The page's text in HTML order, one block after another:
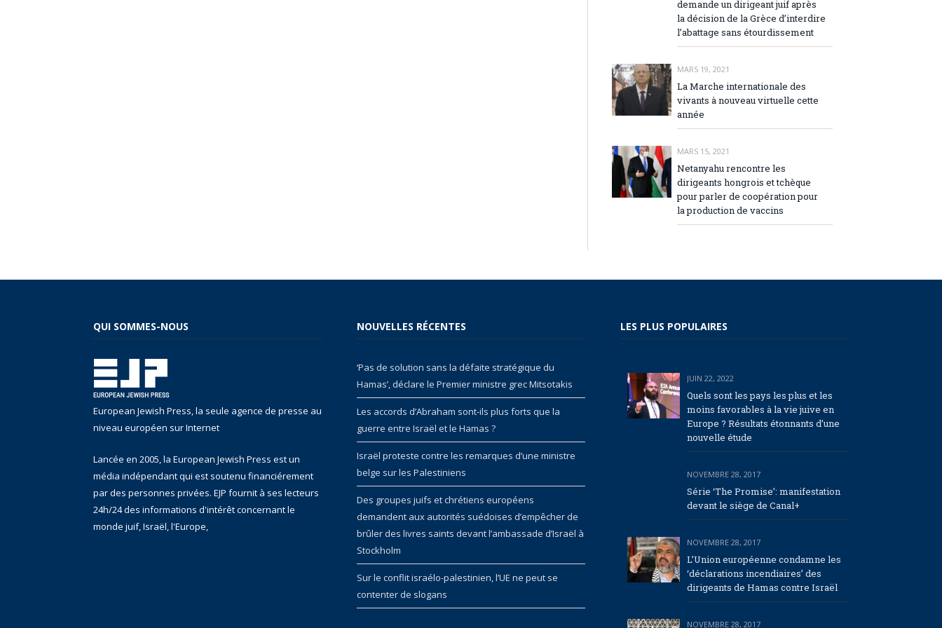
demande un dirigeant juif après
la décision de la Grèce d’interdire
l’abattage sans étourdissement
MARS 19, 2021
La Marche internationale des
vivants à nouveau virtuelle cette
année
MARS 15, 2021
Netanyahu rencontre les
dirigeants hongrois et tchèque
pour parler de coopération pour
la production de vaccins
QUI SOMMES-NOUS
European Jewish Press, la seule agence de presse au
niveau européen sur Internet
Lancée en 2005, la European Jewish Press est un
média indépendant qui est soutenu financiérement
par des personnes privées. EJP fournit à ses lecteurs
24h/24 des informations d'intérêt concernant le
monde juif, Israël, l'Europe,
NOUVELLES RÉCENTES
‘Pas de solution sans la défaite stratégique du
Hamas’, déclare le Premier ministre grec Mitsotakis
Les accords d’Abraham sont-ils plus forts que la
guerre entre Israël et le Hamas ?
Israël proteste contre les remarques d’une ministre
belge sur les Palestiniens
Des groupes juifs et chrétiens européens
demandent aux autorités suédoises d’empêcher de
brûler des livres saints devant l’ambassade d’Israël à
Stockholm
Sur le conflit israélo-palestinien, l’UE ne peut se
contenter de slogans
LES PLUS POPULAIRES
JUIN 22, 2022
Quels sont les pays les plus et les
moins favorables à la vie juive en
Europe ? Résultats étonnants d’une
nouvelle étude
NOVEMBRE 28, 2017
Série ‘The Promise’: manifestation
devant le siège de Canal+
NOVEMBRE 28, 2017
L’Union européenne condamne les
‘déclarations incendiaires’ des
dirigeants de Hamas contre Israël
NOVEMBRE 28, 2017